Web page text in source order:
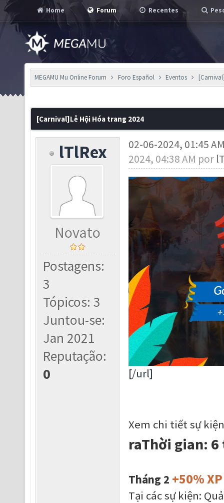
Home Forum Recentes
MEGAMU Mu Online Forum Foro Español Eventos
[Carnival]Lễ Hội Hóa trang 2024
lTlRex
Novato
Postagens:
3
Tópicos: 3
Juntou-se:
Jan 2021
Reputação:
0
02-06-2024, 01:45
2024, 04:38 AM por
[/url]
Xem chi tiết sự
raThời gian: 6
Tháng 2 +50%
Tại các sự kiện: